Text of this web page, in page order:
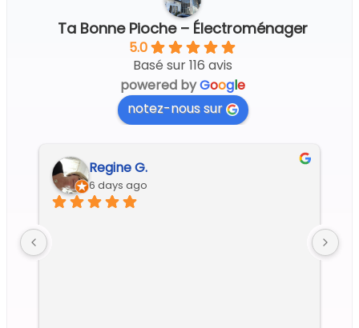
Ta Bonne Pioche – Électroménager
5.0
Basé sur 116 avis
powered byGoogle
notez-nous sur
Regine G.
6 days ago